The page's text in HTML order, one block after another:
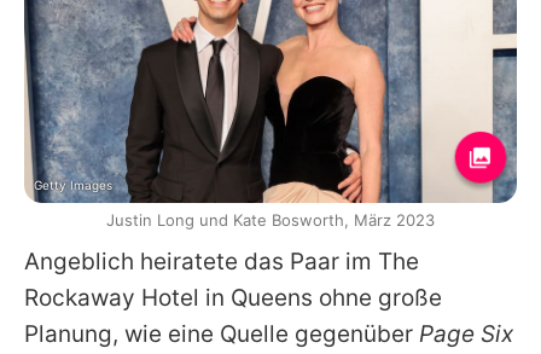
Angeblich heiratete das Paar im The
Rockaway Hotel in Queens ohne große
Planung, wie eine Quelle gegenüber Page Six
Getty Images
Justin Long und Kate Bosworth, März 2023